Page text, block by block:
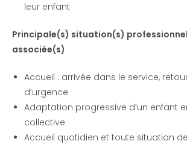
leur enfant
Principale(s) situation(s)
associée(s)
Accueil : arrivée dans le service,
d’urgence
Adaptation progressive d’un enfant
collective
Accueil quotidien et toute situation